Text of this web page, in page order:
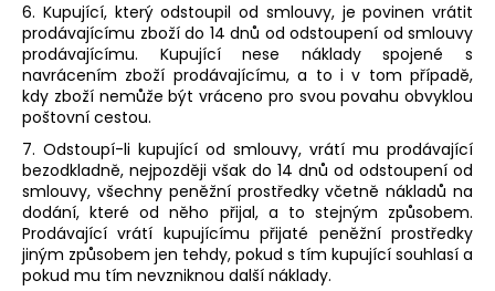
6. Kupující, který odstoupil od smlouvy, je povinen vrátit
prodávajícímu zboží do 14 dnů od odstoupení od smlouvy
prodávajícímu. Kupující nese náklady spojené s
navrácením zboží prodávajícímu, a to i v tom případě,
kdy zboží nemůže být vráceno pro svou povahu obvyklou
poštovní cestou.
7. Odstoupí-li kupující od smlouvy, vrátí mu prodávající
bezodkladně, nejpozději však do 14 dnů od odstoupení od
smlouvy, všechny peněžní prostředky včetně nákladů na
dodání, které od něho přijal, a to stejným způsobem.
Prodávající vrátí kupujícímu přijaté peněžní prostředky
jiným způsobem jen tehdy, pokud s tím kupující souhlasí a
pokud mu tím nevzniknou další náklady.